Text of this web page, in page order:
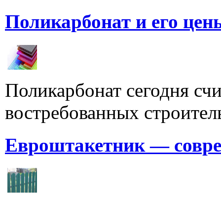
Поликарбонат и его
Поликарбонат сегодня
востребованных
Евроштакетник —